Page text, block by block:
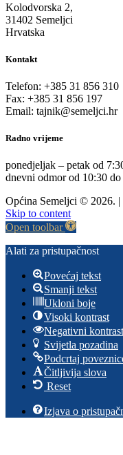
Kolodvorska 2,
31402 Semeljci
Hrvatska
Kontakt
Telefon: +385 31 856 310
Fax: +385 31 856 197
Email: tajnik@semeljci.hr
Radno vrijeme
ponedjeljak – petak od
dnevni odmor od 10:30 do
Općina Semeljci © 2026. |
Skip to content
Open toolbar
Alati za pristupačnost
Povećaj tekst
Smanji tekst
Ukloni boje
Visoki kontrast
Negativni kontrast
Svijetla pozadina
Podcrtaj
Čitljivija slova
Reset
Izjava o